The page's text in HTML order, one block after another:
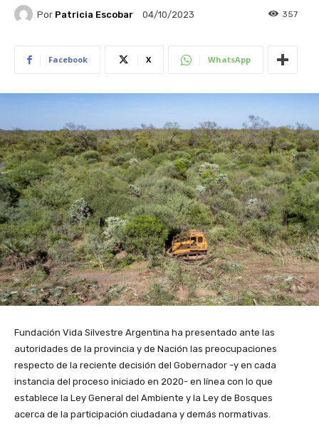
Por Patricia Escobar 04/10/2023 357
Facebook X WhatsApp
Fundación Vida Silvestre Argentina ha presentado ante las
autoridades de la provincia y de Nación las preocupaciones
respecto de la reciente decisión del Gobernador -y en cada
instancia del proceso iniciado en 2020- en línea con lo que
establece la Ley General del Ambiente y la Ley de Bosques
acerca de la participación ciudadana y demás normativas.